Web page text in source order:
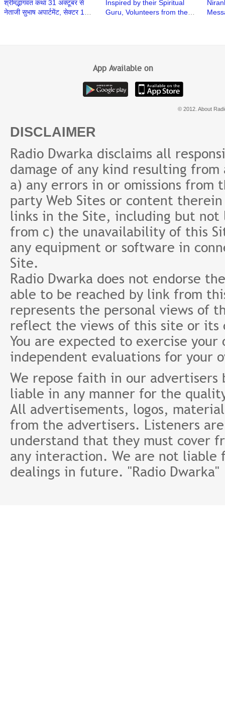
श्रीमद्भागवत कथा 31 अक्टूबर से
नेताजी सुभाष अपार्टमेंट, सेक्टर 13,
Inspired by their Spiritual
Guru, Volunteers from the
App Available on
© 2012. About
DISCLAIMER
Radio Dwarka disclaims all
damage of any kind resulting
a) any errors in or omissions
party Web Sites or content
links in the Site, including but
from c) the unavailability of this
any equipment or software in
Site.
Radio Dwarka does not endorse
able to be reached by link from
represents the personal views of
reflect the views of this site or its
You are expected to exercise
independent evaluations for your
We repose faith in our
liable in any manner for the
All advertisements, logos,
from the advertisers. Listeners
understand that they must cover
any interaction. We are not
dealings in future. "Radio Dwarka"